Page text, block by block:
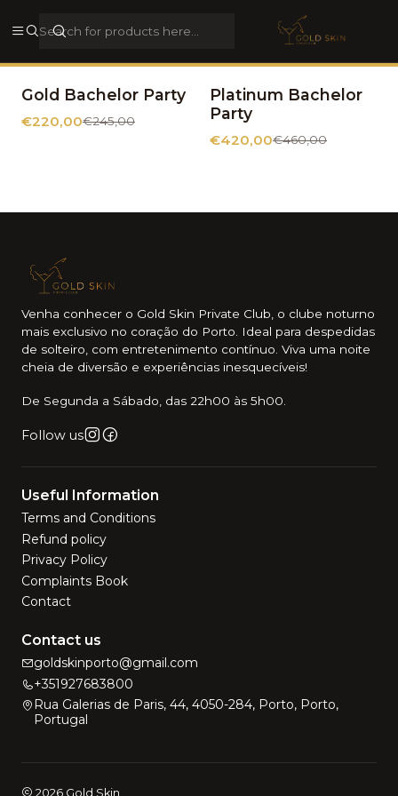
Rua Galerias de Paris, 44, 4050-284, Porto, Porto, Portugal
-10% OFF
Gold Bachelor Party
€220,00€245,00
-9% OFF
Platinum Bachelor
Party
€420,00€460,00
Venha conhecer o Gold Skin Private Club, o clube noturno
mais exclusivo no coração do Porto. Ideal para despedidas
de solteiro, com entretenimento contínuo. Viva uma noite
cheia de diversão e experiências inesquecíveis!
De Segunda a Sábado, das 22h00 às 5h00.
Follow us
Useful Information
Terms and Conditions
Refund policy
Privacy Policy
Complaints Book
Contact
Contact us
goldskinporto@gmail.com
+351927683800
Rua Galerias de Paris, 44, 4050-284, Porto, Porto,
Portugal
2026 Gold Skin.